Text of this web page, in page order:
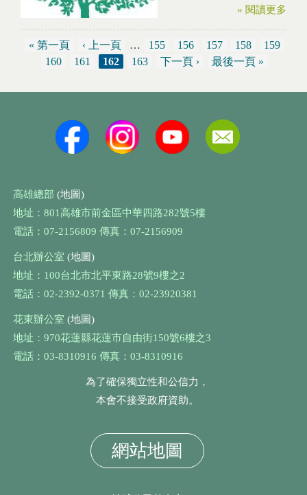
» 閱讀更多
頁面
« 第一頁 ‹ 上一頁 … 155 156 157 158
159
160
161 162 163 下一頁 › 最後一頁 »
高雄總部 (地圖)
地址：801高雄市前金區中華四路282號5樓
電話：07-2156809 傳真：07-2156909
台北辦公室 (地圖)
地址：100台北市北平東路28號9樓之2
電話：02-2392-0371 傳真：02-23920381
花東辦公室 (地圖)
地址：970花蓮縣花蓮市自由街150號6樓之3
電話：03-8310916 傳真：03-8310916
為了確保獨立性和公信力，
本會不接受政府資助。
網站地圖